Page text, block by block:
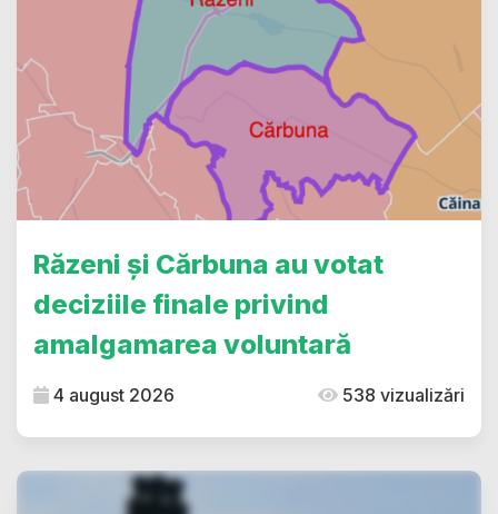
Răzeni și Cărbuna au votat
deciziile finale privind
amalgamarea voluntară
4 august 2026 538 vizualizări